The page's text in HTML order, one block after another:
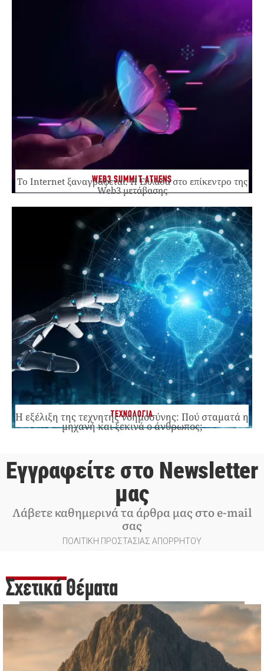
WEB3 SUMMIT ATHENS
Το Internet ξαναγράφεται. Η Ελλάδα στο επίκεντρο της
Web3 μετάβασης
ΤΕΧΝΟΛΟΓΙΑ
Η εξέλιξη της τεχνητής νοημοσύνης: Πού σταματά η
μηχανή και ξεκινά ο άνθρωπος;
Εγγραφείτε στο Newsletter
μας
Λάβετε καθημερινά τα άρθρα μας στο e-mail
σας
ΠΟΛΙΤΙΚΗ ΠΡΟΣΤΑΣΙΑΣ ΑΠΟΡΡΗΤΟΥ
Σχετικά Θέματα